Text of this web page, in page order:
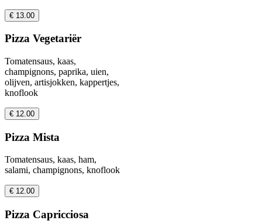
€ 13.00
Pizza Vegetariër
Tomatensaus, kaas,
champignons, paprika, uien,
olijven, artisjokken, kappertjes,
knoflook
€ 12.00
Pizza Mista
Tomatensaus, kaas, ham,
salami, champignons, knoflook
€ 12.00
Pizza Capricciosa